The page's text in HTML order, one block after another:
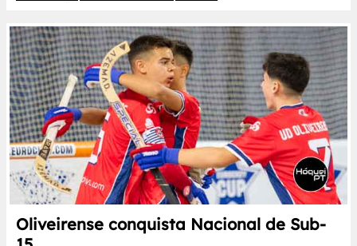
Oliveirense conquista Nacional de Sub-